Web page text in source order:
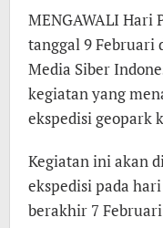
MENGAWALI Hari
tanggal 9 Februari
Media Siber
kegiatan yang
ekspedisi geopark
Kegiatan ini akan
ekspedisi pada
berakhir 7